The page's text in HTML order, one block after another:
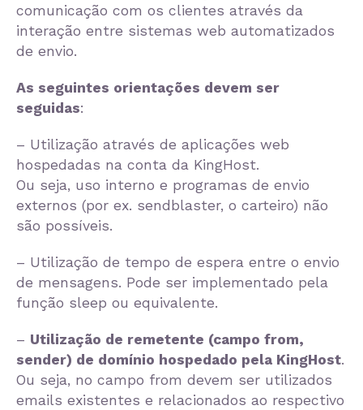
comunicação com os clientes através da
interação entre sistemas web automatizados
de envio.
As seguintes orientações devem ser
seguidas:
– Utilização através de aplicações web
hospedadas na conta da KingHost.
Ou seja, uso interno e programas de envio
externos (por ex. sendblaster, o carteiro) não
são possíveis.
– Utilização de tempo de espera entre o envio
de mensagens. Pode ser implementado pela
função sleep ou equivalente.
– Utilização de remetente (campo from,
sender) de domínio hospedado pela KingHost.
Ou seja, no campo from devem ser utilizados
emails existentes e relacionados ao respectivo